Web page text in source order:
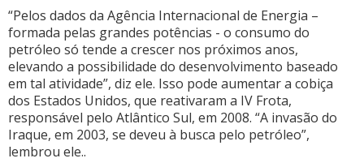
“Pelos dados da Agência Internacional de Energia –
formada pelas grandes potências - o consumo do
petróleo só tende a crescer nos próximos anos,
elevando a possibilidade do desenvolvimento baseado
em tal atividade”, diz ele. Isso pode aumentar a cobiça
dos Estados Unidos, que reativaram a IV Frota,
responsável pelo Atlântico Sul, em 2008. “A invasão do
Iraque, em 2003, se deveu à busca pelo petróleo”,
lembrou ele..